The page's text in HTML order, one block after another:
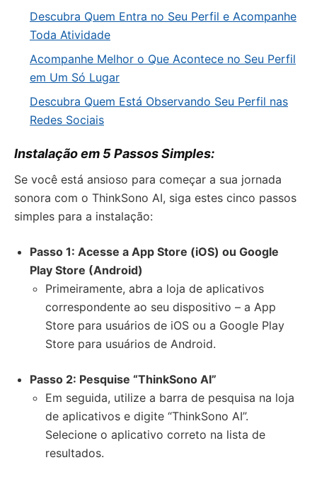
Descubra Quem Entra no Seu Perfil e Acompanhe
Toda Atividade
Acompanhe Melhor o Que Acontece no Seu Perfil
em Um Só Lugar
Descubra Quem Está Observando Seu Perfil nas
Redes Sociais
Instalação em 5 Passos Simples:
Se você está ansioso para começar a sua jornada
sonora com o ThinkSono AI, siga estes cinco passos
simples para a instalação:
Passo 1: Acesse a App Store (iOS) ou Google
Play Store (Android)
Primeiramente, abra a loja de aplicativos
correspondente ao seu dispositivo – a App
Store para usuários de iOS ou a Google Play
Store para usuários de Android.
Passo 2: Pesquise “ThinkSono AI”
Em seguida, utilize a barra de pesquisa na loja
de aplicativos e digite “ThinkSono AI”.
Selecione o aplicativo correto na lista de
resultados.